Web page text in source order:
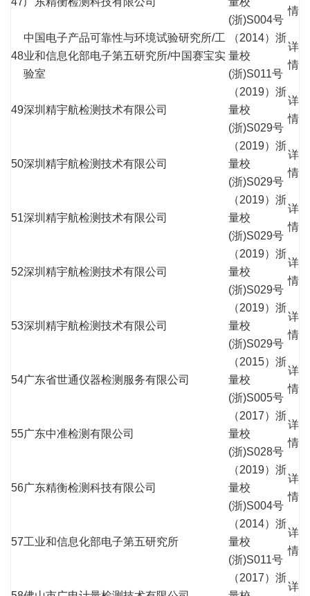
(浙)S004号
情
48
中国电子产品可靠性与环境试验研究所/工
业和信息化部电子第五研究所/中国赛宝实
验室
（2014）浙
量校
(浙)S011号
详
情
49深圳精宇航检测技术有限公司
（2019）浙
量校
(浙)S029号
详
情
50深圳精宇航检测技术有限公司
（2019）浙
量校
(浙)S029号
详
情
51深圳精宇航检测技术有限公司
（2019）浙
量校
(浙)S029号
详
情
52深圳精宇航检测技术有限公司
（2019）浙
量校
(浙)S029号
详
情
53深圳精宇航检测技术有限公司
（2019）浙
量校
(浙)S029号
详
情
54广东省世通仪器检测服务有限公司
（2015）浙
量校
(浙)S005号
详
情
55广东中准检测有限公司
（2017）浙
量校
(浙)S028号
详
情
56广东精衡检测科技有限公司
（2019）浙
量校
(浙)S004号
详
情
57工业和信息化部电子第五研究所
（2014）浙
量校
(浙)S011号
详
情
（2017）浙
详